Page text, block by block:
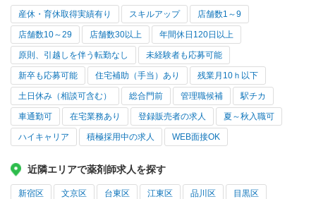
産休・育休取得実績有り スキルアップ 店舗数1～9
店舗数10～29 店舗数30以上 年間休日120日以上
原則、引越しを伴う転勤なし 未経験者も応募可能
新卒も応募可能 住宅補助（手当）あり 残業月10ｈ以下
土日休み（相談可含む） 総合門前 管理職候補 駅チカ
車通勤可 在宅業務あり 登録販売者の求人 夏～秋入職可
ハイキャリア 積極採用中の求人 WEB面接OK
近隣エリアで薬剤師求人を探す
新宿区 文京区 台東区 江東区 品川区 目黒区